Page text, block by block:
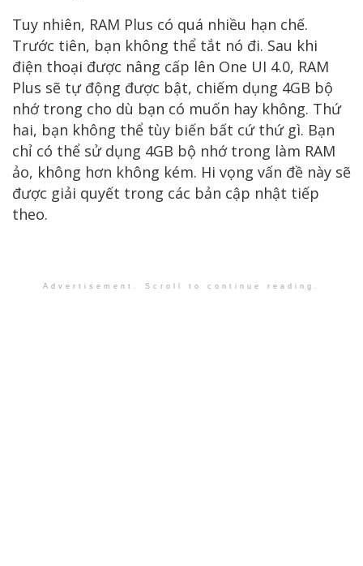
Tuy nhiên, RAM Plus có quá nhiều hạn chế.
Trước tiên, bạn không thể tắt nó đi. Sau khi
điện thoại được nâng cấp lên One UI 4.0, RAM
Plus sẽ tự động được bật, chiếm dụng 4GB bộ
nhớ trong cho dù bạn có muốn hay không. Thứ
hai, bạn không thể tùy biến bất cứ thứ gì. Bạn
chỉ có thể sử dụng 4GB bộ nhớ trong làm RAM
ảo, không hơn không kém. Hi vọng vấn đề này sẽ
được giải quyết trong các bản cập nhật tiếp
theo.
Advertisement. Scroll to continue reading.